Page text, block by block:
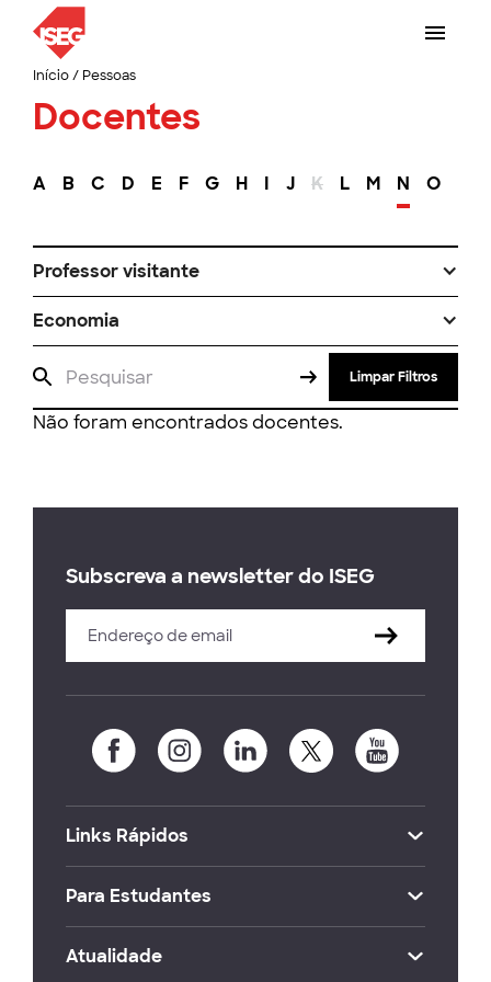
Início/ Pessoas
Docentes
A B C D E F G H I J K L M N O
Professor visitante
Economia
Limpar Filtros
Não foram encontrados docentes.
Subscreva a newsletter do ISEG
Links Rápidos
Para Estudantes
Atualidade